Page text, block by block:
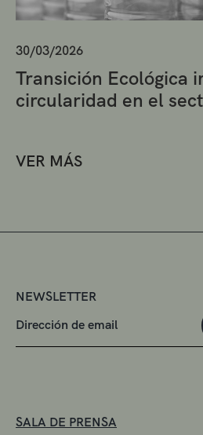
30/03/2026
Transición Ecológica
circularidad en el
VER MÁS
NEWSLETTER
SALA DE PRENSA